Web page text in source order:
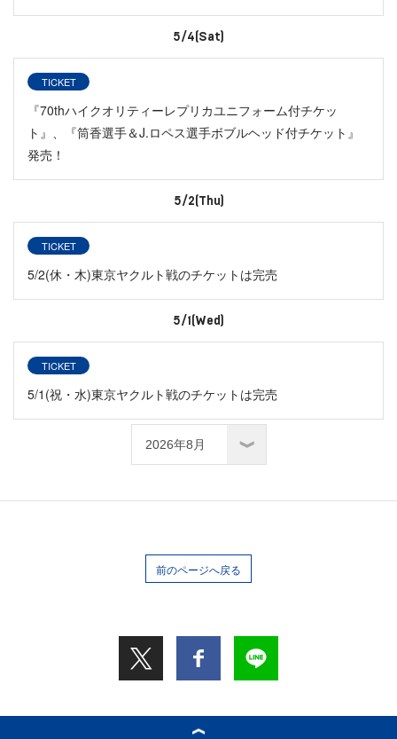
5/4(Sat)
TICKET
『70thハイクオリティーレプリカユニフォーム付チケッ
ト』、『筒香選手＆J.ロペス選手ボブルヘッド付チケット』
発売！
5/2(Thu)
TICKET
5/2(休・木)東京ヤクルト戦のチケットは完売
5/1(Wed)
TICKET
5/1(祝・水)東京ヤクルト戦のチケットは完売
前のページへ戻る